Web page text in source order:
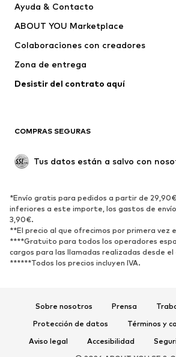
Pantalones
Ropa interior
Jerséis y
Trajes y chaquetas
Nuevo
Tendencia
Zapatos bajos
Zapatos
Zapatos abiertos
DEPORTE
Ropa deportiva
Disciplinas
Complementos deportivos
COMPLEMENTOS
Ayuda & Contacto
ABOUT YOU Marketplace
Colaboraciones con creadores
Zona de entrega
Desistir del contrato aquí
COMPRAS SEGURAS
Tus datos están a salvo con
*Envío gratis para pedidos a partir de
inferiores a este importe, los gastos de envío
3,90€.
**El precio al que ofrecimos por primera vez
****Gratuito para todos los operadores
cargos para las llamadas realizadas desde
******Todos los precios incluyen IVA.
Sobre nosotros Prensa
Protección de datos
Términos y
Aviso legal
Accesibilidad